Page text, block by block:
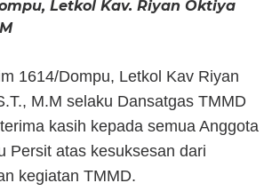
Letkol Kav. Riyan Oktiya
1614/Dompu, Letkol Kav Riyan
M.M selaku Dansatgas TMMD
kasih kepada semua Anggota
Persit atas kesuksesan dari
kegiatan TMMD.